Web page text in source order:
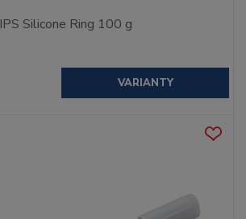
IPS Silicone Ring 100 g
VARIANTY